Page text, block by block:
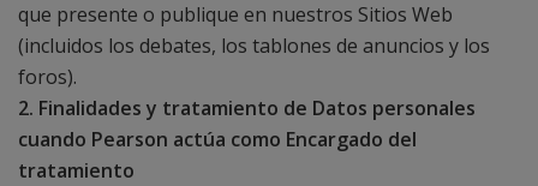
que presente o publique en nuestros Sitios Web
(incluidos los debates, los tablones de anuncios y los
foros).
2. Finalidades y tratamiento de Datos personales
cuando Pearson actúa como Encargado del
tratamiento